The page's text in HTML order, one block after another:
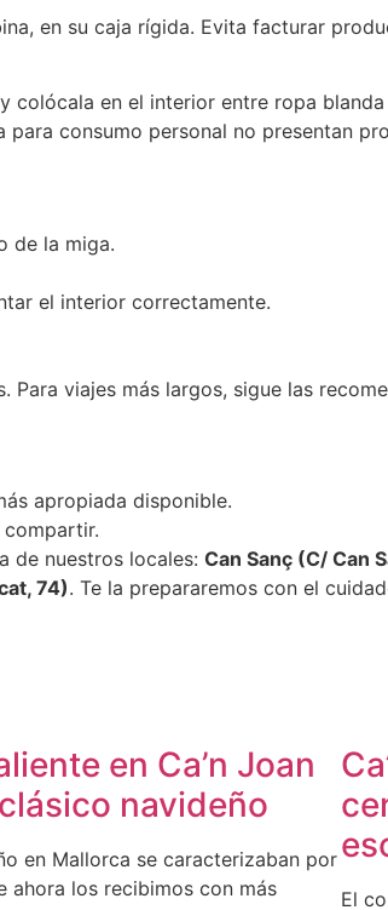
en su caja rígida. Evita facturar
en el interior entre ropa
consumo personal no presentan
de la miga.
el interior correctamente.
viajes más largos, sigue las
apropiada disponible.
de nuestros locales: Can Sanç (C/ Can
74). Te la prepararemos con el
en Ca’n Joan
navideño
en Mallorca se caracterizaban por
ahora los recibimos con más
El